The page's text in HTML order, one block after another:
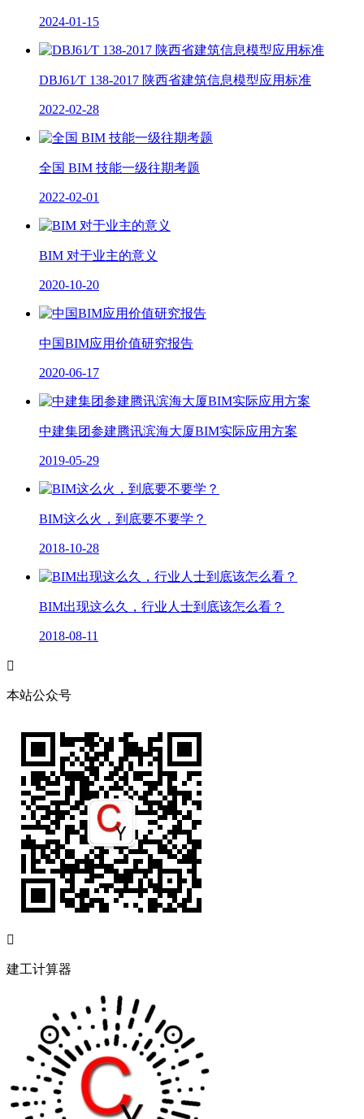
2024-01-15
DBJ61∕T 138-2017 陕西省建筑信息模型应用标准
2022-02-28
全国 BIM 技能一级往期考题
2022-02-01
BIM 对于业主的意义
2020-10-20
中国BIM应用价值研究报告
2020-06-17
中建集团参建腾讯滨海大厦BIM实际应用方案
2019-05-29
BIM这么火，到底要不要学？
2018-10-28
BIM出现这么久，行业人士到底该怎么看？
2018-08-11

本站公众号

建工计算器